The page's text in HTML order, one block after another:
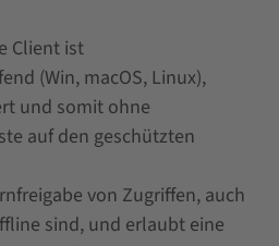
Client ist
(Win, macOS, Linux),
und somit ohne
auf den geschützten
von Zugriffen, auch
sind, und erlaubt eine